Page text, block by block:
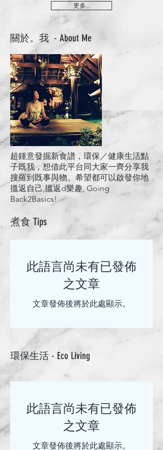
更多...
​關於。我 - About Me
超鍾意發掘新食譜，環保／健康生活點
子既我，想借此平台同大家一齊分享我
搜羅到既事與物。希望都可以啟發你地
搵返自己,搵返d樂趣, Going
Back2Basics!
煮食 Tips
此語言尚未有已發佈
之文章
文章發佈後將於此處顯示。
​環保生活 - Eco Living
此語言尚未有已發佈
之文章
文章發佈後將於此處顯示。